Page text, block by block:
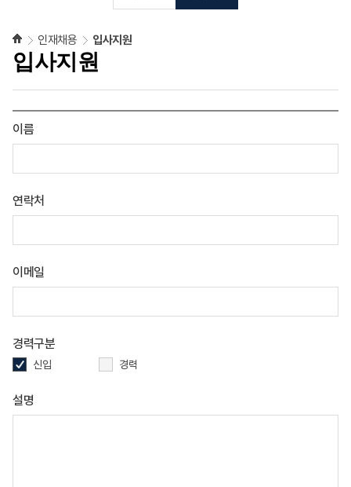
입사지원
인재채용 입사지원
이름
연락처
이메일
경력구분
신입 경력
설명